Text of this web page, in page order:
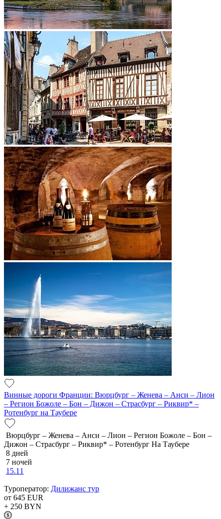
Винные дороги Франции: Вюрцбург – Женева – Анси – Лион
– Регион Божоле – Бон – Дижон – Страсбург – Риквир* –
Ротенбург на Таубере
Вюрцбург – Женева – Анси – Лион – Регион Божоле – Бон –
Дижон – Страсбург – Риквир* – Ротенбург На Таубере
8 дней
7 ночей
15.11
Туроператор: Дилижанс тур
от 645 EUR
+ 250 BYN